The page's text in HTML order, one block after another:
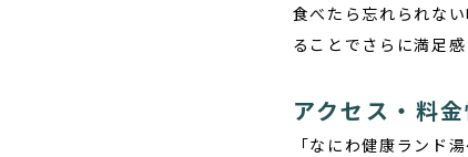
食べたら忘れられな
ることでさらに満足
アクセス・料
「なにわ健康ランド